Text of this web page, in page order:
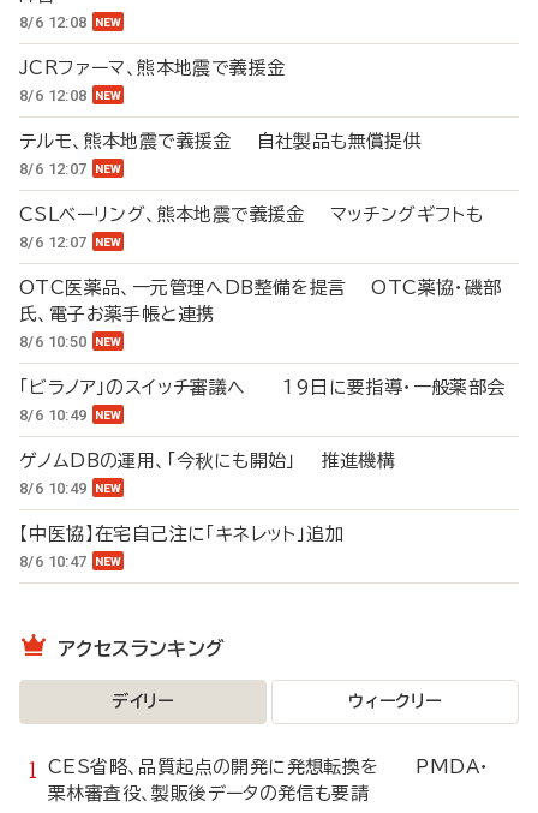
8/6 12:08
JCRファーマ、熊本地震で義援金
8/6 12:08
テルモ、熊本地震で義援金 自社製品も無償提供
8/6 12:07
CSLベーリング、熊本地震で義援金 マッチングギフトも
8/6 12:07
OTC医薬品、一元管理へDB整備を提言 OTC薬協・磯部
氏、電子お薬手帳と連携
8/6 10:50
「ビラノア」のスイッチ審議へ 19日に要指導・一般薬部会
8/6 10:49
ゲノムDBの運用、「今秋にも開始」 推進機構
8/6 10:49
【中医協】在宅自己注に「キネレット」追加
8/6 10:47
アクセスランキング
デイリー ウィークリー
CES省略、品質起点の開発に発想転換を PMDA・
栗林審査役、製販後データの発信も要請